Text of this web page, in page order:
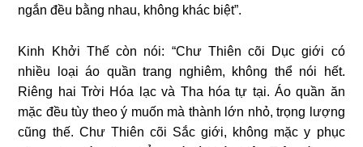
ngắn đều bằng nhau, không khác biệt”.
Kinh Khởi Thế còn nói: “Chư Thiên cõi Dục giới có
nhiều loại áo quần trang nghiêm, không thể nói hết.
Riêng hai Trời Hóa lạc và Tha hóa tự tại. Áo quần ăn
mặc đều tùy theo ý muốn mà thành lớn nhỏ, trọng lượng
cũng thế. Chư Thiên cõi Sắc giới, không mặc y phục